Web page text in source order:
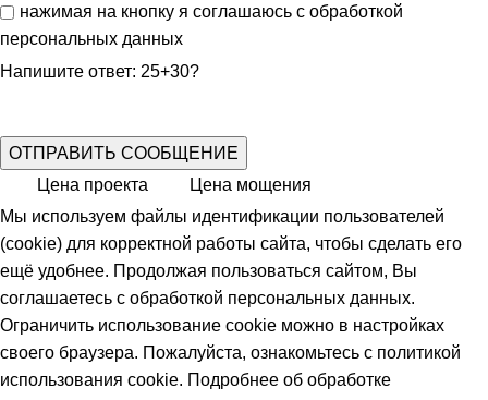
нажимая на кнопку я соглашаюсь с обработкой
персональных данных
Напишите ответ: 25+30?
Цена проекта
Цена мощения
Мы используем файлы идентификации пользователей
(cookie) для корректной работы сайта, чтобы сделать его
ещё удобнее. Продолжая пользоваться сайтом, Вы
соглашаетесь с обработкой персональных данных.
Ограничить использование cookie можно в настройках
своего браузера. Пожалуйста, ознакомьтесь с политикой
использования cookie. Подробнее об обработке